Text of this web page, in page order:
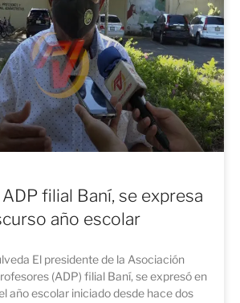
filial Baní, se expresa
año escolar
El presidente de la Asociación
(ADP) filial Baní, se expresó en
año escolar iniciado desde hace dos